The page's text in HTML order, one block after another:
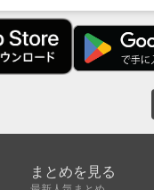
まとめを見る